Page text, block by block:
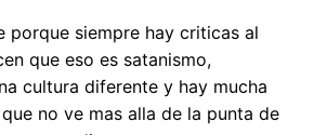
porque siempre hay criticas al
que eso es satanismo,
cultura diferente y hay mucha
no ve mas alla de la punta de